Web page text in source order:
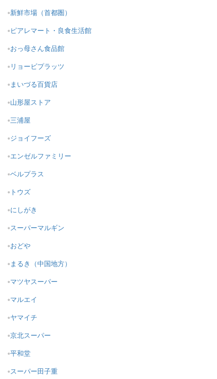
新鮮市場（首都圏）
ピアレマート・良食生活館
おっ母さん食品館
リョービプラッツ
まいづる百貨店
山形屋ストア
三浦屋
ジョイフーズ
エンゼルファミリー
ベルプラス
トウズ
にしがき
スーパーマルギン
おどや
まるき（中国地方）
マツヤスーパー
マルエイ
ヤマイチ
京北スーパー
平和堂
スーパー田子重